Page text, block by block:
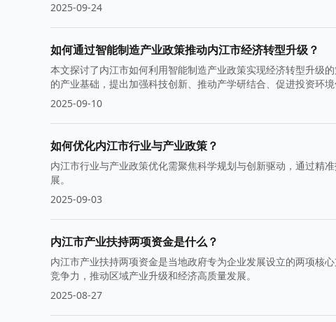
2025-09-24
如何通过智能制造产业政策推动内江市经济转型升级？
本文探讨了内江市如何利用智能制造产业政策实现经济转型升级
的产业基础，提出加强科技创新、推动产学研结合、促进投资环
2025-09-10
如何优化内江市行业与产业政策？
内江市行业与产业政策优化需聚焦科学规划与创新驱动，通过精
展。
2025-09-03
内江市产业扶持两项资金是什么？
内江市产业扶持两项资金是当地政府专为企业发展设立的两项核
竞争力，推动区域产业升级和经济高质量发展。
2025-08-27